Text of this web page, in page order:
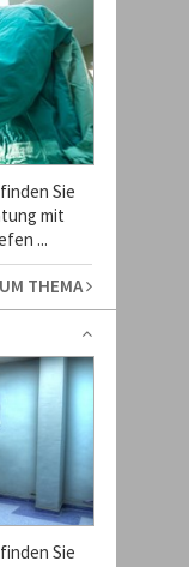
Sie
mit
...
THEMA
Sie